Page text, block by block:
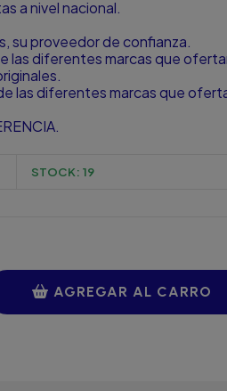
a nivel nacional.
su proveedor de confianza.
las diferentes marcas que
las diferentes marcas que
STOCK: 19
AGREGAR AL CARRO